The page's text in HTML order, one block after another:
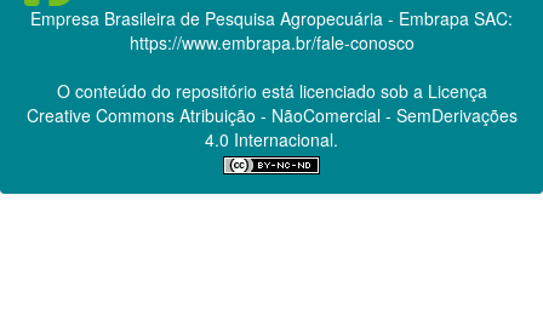
Empresa Brasileira de Pesquisa Agropecuária - Embrapa SAC:
https://www.embrapa.br/fale-conosco
O conteúdo do repositório está licenciado sob a Licença
Creative CommonsAtribuição - NãoComercial - SemDerivações
4.0 Internacional.